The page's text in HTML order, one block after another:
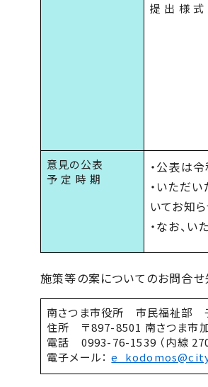
提 出 様 式
意見の公表
予 定 時 期
・公表は
・いただ
いてお知
・なお、
施策等の案についてのお問合せ
南さつま市役所 市民福祉
住所 〒897-8501 南さつま市
電話 0993-76-1539 （内
電子メール：